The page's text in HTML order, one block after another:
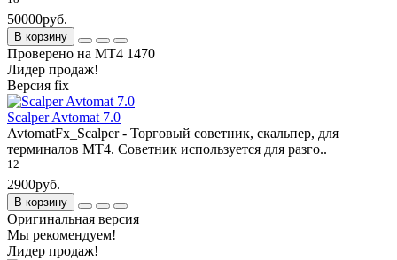
50000руб.
В корзину
Проверено на МТ4 1470
Лидер продаж!
Версия fix
Scalper Avtomat 7.0
AvtomatFx_Scalper - Торговый советник, скальпер, для
терминалов МТ4. Советник используется для разго..
12
2900руб.
В корзину
Оригинальная версия
Мы рекомендуем!
Лидер продаж!